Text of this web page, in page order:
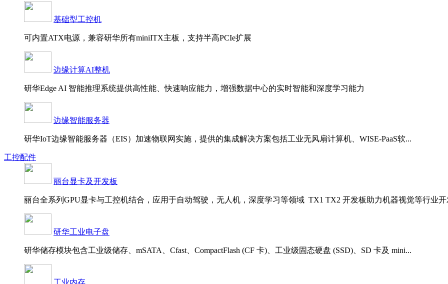
基础型工控机
可内置ATX电源，兼容研华所有miniITX主板，支持半高PCIe扩展
边缘计算AI整机
研华Edge AI 智能推理系统提供高性能、快速响应能力，增强数据中心的实时智能和深度学习能力
边缘智能服务器
研华IoT边缘智能服务器（EIS）加速物联网实施，提供的集成解决方案包括工业无风扇计算机、WISE-PaaS软...
工控配件
丽台显卡及开发板
丽台全系列GPU显卡与工控机结合，应用于自动驾驶，无人机，深度学习等领域 TX1 TX2 开发板助力机器视觉等行业开
研华工业电子盘
研华储存模块包含工业级储存、mSATA、Cfast、CompactFlash (CF 卡)、工业级固态硬盘 (SSD)、SD 卡及 mini...
工业内存